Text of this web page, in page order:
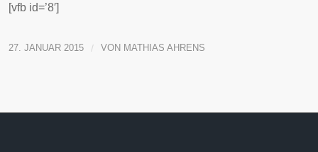
[vfb id=’8′]
27. JANUAR 2015 / VON MATHIAS AHRENS